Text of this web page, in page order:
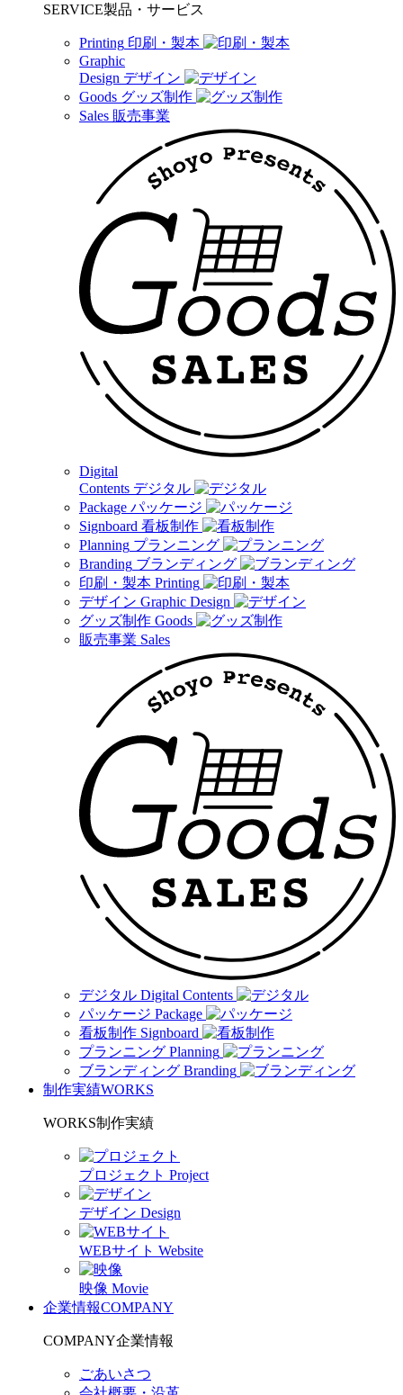
SERVICE製品・サービス
Printing 印刷・製本
Graphic
Design デザイン
Goods グッズ制作
Sales 販売事業
Digital
Contents デジタル
Package パッケージ
Signboard 看板制作
Planning プランニング
Branding ブランディング
印刷・製本 Printing
デザイン Graphic Design
グッズ制作 Goods
販売事業 Sales
デジタル Digital Contents
パッケージ Package
看板制作 Signboard
プランニング Planning
ブランディング Branding
制作実績WORKS
WORKS制作実績
プロジェクト Project
デザイン Design
WEBサイト Website
映像 Movie
企業情報COMPANY
COMPANY企業情報
ごあいさつ